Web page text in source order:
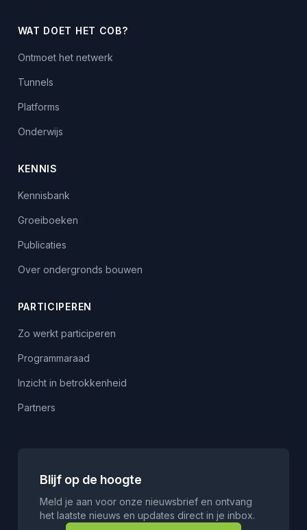
WAT DOET HET COB?
Ontmoet het netwerk
Tunnels
Platforms
Onderwijs
KENNIS
Kennisbank
Groeiboeken
Publicaties
Over ondergronds bouwen
PARTICIPEREN
Zo werkt participeren
Programmaraad
Inzicht in betrokkenheid
Partners
Blijf op de hoogte
Meld je aan voor onze nieuwsbrief en ontvang
het laatste nieuws en updates direct in je inbox.